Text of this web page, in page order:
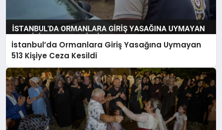
İstanbul’da Ormanlara Giriş Yasağına Uymayan
513 Kişiye Ceza Kesildi